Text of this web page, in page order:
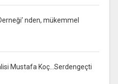
nden, mükemmel
Mustafa Koç…Serdengeçti